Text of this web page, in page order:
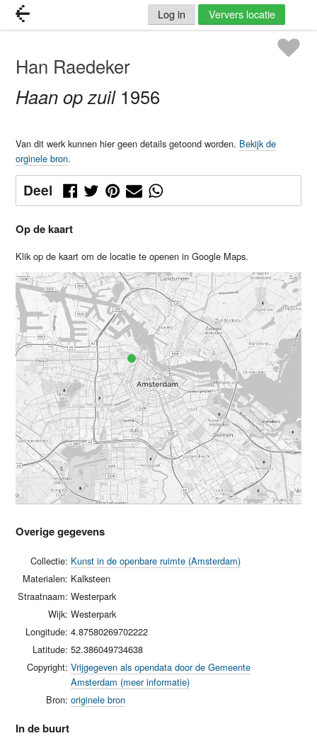
Log in Ververs locatie
Han Raedeker
Haan op zuil 1956
Van dit werk kunnen hier geen details getoond worden. Bekijk de
orginele bron.
Deel
Op de kaart
Klik op de kaart om de locatie te openen in Google Maps.
Overige gegevens
Collectie: Kunst in de openbare ruimte (Amsterdam)
Materialen: Kalksteen
Straatnaam: Westerpark
Wijk: Westerpark
Longitude: 4.87580269702222
Latitude: 52.386049734638
Copyright: Vrijgegeven als opendata door de Gemeente
Amsterdam (meer informatie)
Bron: originele bron
In de buurt